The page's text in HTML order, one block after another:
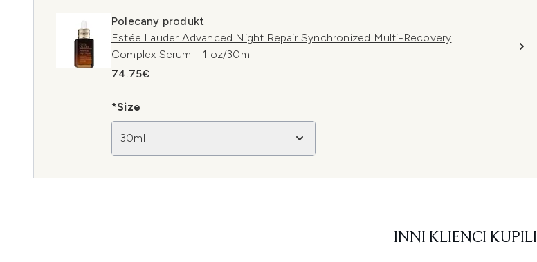
Polecany produkt
Estée Lauder Advanced Night Repair Synchronized Multi-Recovery
Complex Serum - 1 oz/30ml
74.75€
*Size
30ml
INNI KLIENCI KUPILI